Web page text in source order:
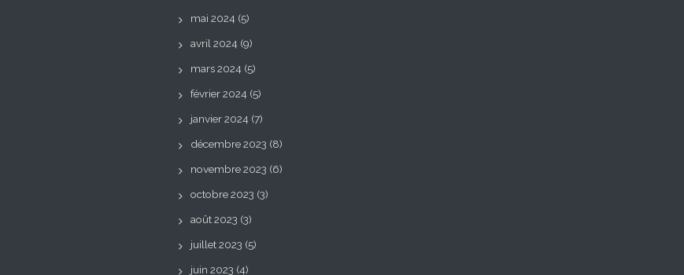
mai 2024 (5)
avril 2024 (9)
mars 2024 (5)
février 2024 (5)
janvier 2024 (7)
décembre 2023 (8)
novembre 2023 (6)
octobre 2023 (3)
août 2023 (3)
juillet 2023 (5)
juin 2023 (4)